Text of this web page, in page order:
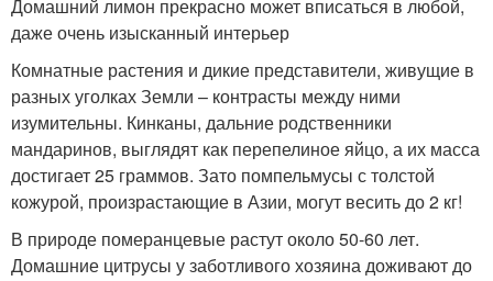
Домашний лимон прекрасно может вписаться в любой,
даже очень изысканный интерьер
Комнатные растения и дикие представители, живущие в
разных уголках Земли – контрасты между ними
изумительны. Кинканы, дальние родственники
мандаринов, выглядят как перепелиное яйцо, а их масса
достигает 25 граммов. Зато помпельмусы с толстой
кожурой, произрастающие в Азии, могут весить до 2 кг!
В природе померанцевые растут около 50-60 лет.
Домашние цитрусы у заботливого хозяина доживают до